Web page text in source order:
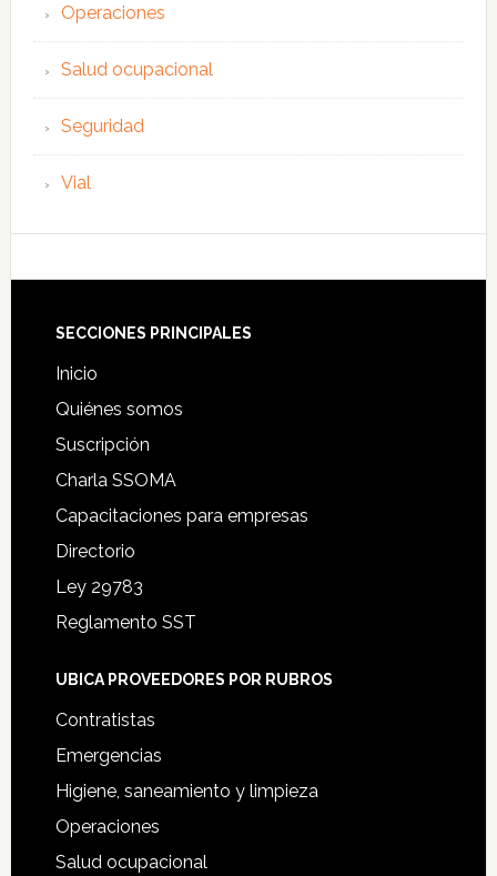
Operaciones
Salud ocupacional
Seguridad
Vial
Footer
SECCIONES PRINCIPALES
Inicio
Quiénes somos
Suscripción
Charla SSOMA
Capacitaciones para empresas
Directorio
Ley 29783
Reglamento SST
UBICA PROVEEDORES POR RUBROS
Contratistas
Emergencias
Higiene, saneamiento y limpieza
Operaciones
Salud ocupacional